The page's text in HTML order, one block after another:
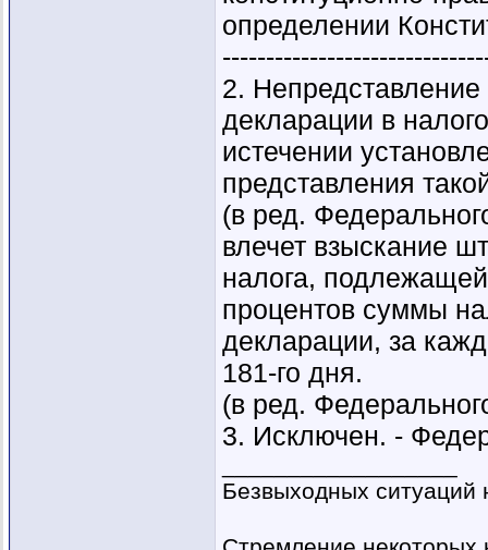
определении
2.
декларации в
истечении
представления
(в ред.
влечет взыскание
налога,
процентов суммы
декларации, за
181-го дня.
(в ред.
3. Исключен. -
Безвыходных ситуаций